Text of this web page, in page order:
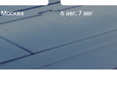
Москва 6 авг, 7 авг